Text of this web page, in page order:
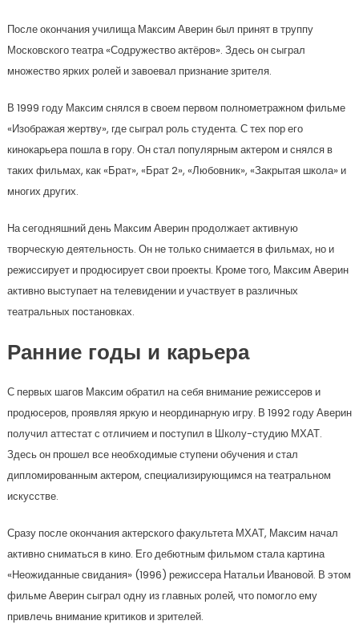
После окончания училища Максим Аверин был принят в труппу
Московского театра «Содружество актёров». Здесь он сыграл
множество ярких ролей и завоевал признание зрителя.
В 1999 году Максим снялся в своем первом полнометражном фильме
«Изображая жертву», где сыграл роль студента. С тех пор его
кинокарьера пошла в гору. Он стал популярным актером и снялся в
таких фильмах, как «Брат», «Брат 2», «Любовник», «Закрытая школа» и
многих других.
На сегодняшний день Максим Аверин продолжает активную
творческую деятельность. Он не только снимается в фильмах, но и
режиссирует и продюсирует свои проекты. Кроме того, Максим Аверин
активно выступает на телевидении и участвует в различных
театральных постановках.
Ранние годы и карьера
С первых шагов Максим обратил на себя внимание режиссеров и
продюсеров, проявляя яркую и неординарную игру. В 1992 году Аверин
получил аттестат с отличием и поступил в Школу-студию МХАТ.
Здесь он прошел все необходимые ступени обучения и стал
дипломированным актером, специализирующимся на театральном
искусстве.
Сразу после окончания актерского факультета МХАТ, Максим начал
активно сниматься в кино. Его дебютным фильмом стала картина
«Неожиданные свидания» (1996) режиссера Натальи Ивановой. В этом
фильме Аверин сыграл одну из главных ролей, что помогло ему
привлечь внимание критиков и зрителей.